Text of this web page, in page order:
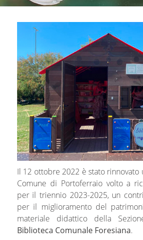
Il 12 ottobre 2022 è stato rinnovato
Comune di Portoferraio volto a
per il triennio 2023-2025, un
per il miglioramento del
materiale didattico della
Biblioteca Comunale Foresiana.